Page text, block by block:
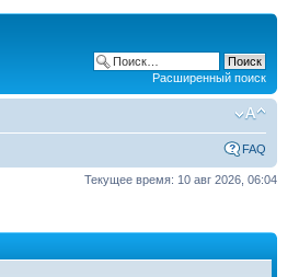
Расширенный поиск
FAQ
Текущее время: 10 авг 2026, 06:04